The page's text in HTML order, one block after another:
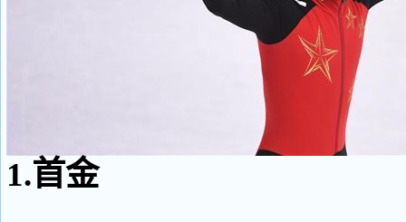
1.首金